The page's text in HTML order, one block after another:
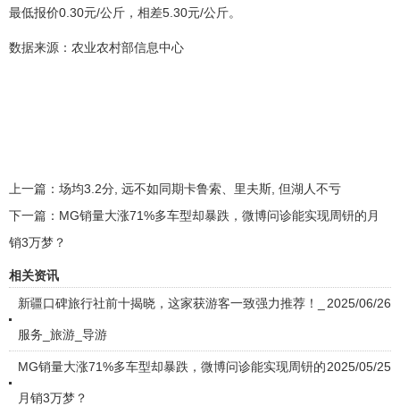
最低报价0.30元/公斤，相差5.30元/公斤。
数据来源：农业农村部信息中心
上一篇： 场均3.2分, 远不如同期卡鲁索、里夫斯, 但湖人不亏
下一篇： MG销量大涨71%多车型却暴跌，微博问诊能实现周钘的月
销3万梦？
相关资讯
2025/06/26
新疆口碑旅行社前十揭晓，这家获游客一致强力推荐！_
服务_旅游_导游
2025/05/25
MG销量大涨71%多车型却暴跌，微博问诊能实现周钘的
月销3万梦？